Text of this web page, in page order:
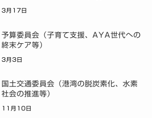
3月17日
予算委員会（子育て支援、AYA世代への
終末ケア等）
3月3日
国土交通委員会（港湾の脱炭素化、水素
社会の推進等）
11月10日